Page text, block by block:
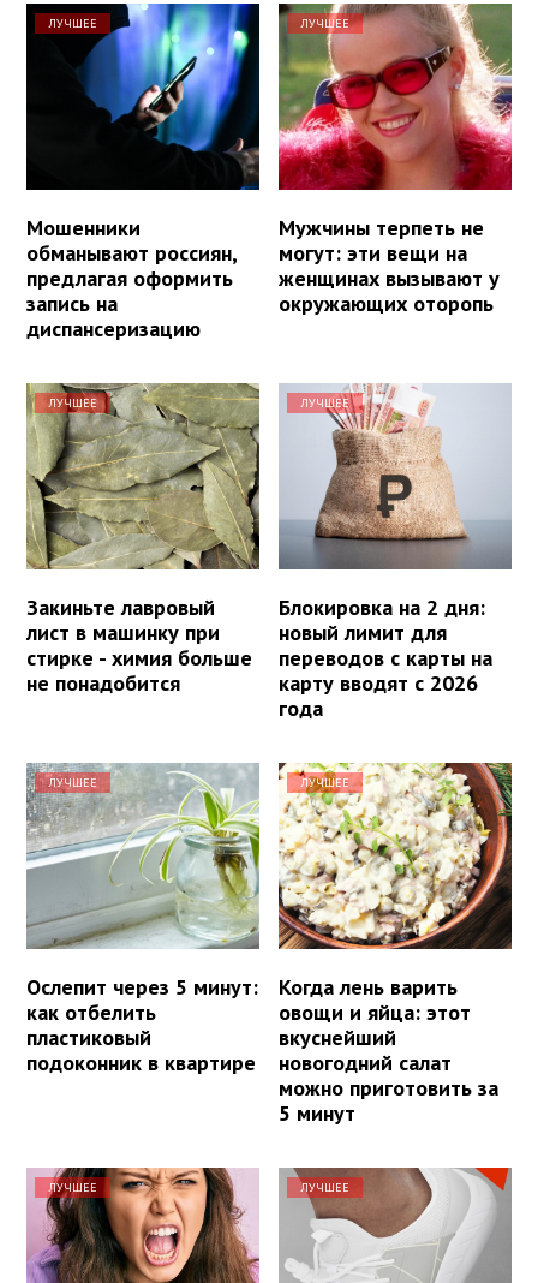
ЛУЧШЕЕ
Мошенники
обманывают россиян,
предлагая оформить
запись на
диспансеризацию
ЛУЧШЕЕ
Мужчины терпеть не
могут: эти вещи на
женщинах вызывают у
окружающих оторопь
ЛУЧШЕЕ
Закиньте лавровый
лист в машинку при
стирке - химия больше
не понадобится
ЛУЧШЕЕ
Блокировка на 2 дня:
новый лимит для
переводов с карты на
карту вводят с 2026
года
ЛУЧШЕЕ
Ослепит через 5 минут:
как отбелить
пластиковый
подоконник в квартире
ЛУЧШЕЕ
Когда лень варить
овощи и яйца: этот
вкуснейший
новогодний салат
можно приготовить за
5 минут
ЛУЧШЕЕ ЛУЧШЕЕ